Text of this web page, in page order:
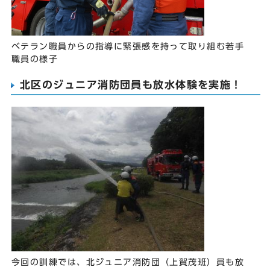
ベテラン職員からの指導に緊張感を持って取り組む若手
職員の様子
北区のジュニア消防団員も放水体験を実施！
今回の訓練では、北ジュニア消防団（上賀茂班）員も放